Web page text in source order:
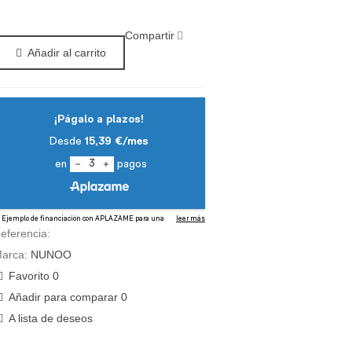
Añadir al carrito
Compartir
NUNOO
Favorito 0
Añadir para comparar 0
A lista de deseos